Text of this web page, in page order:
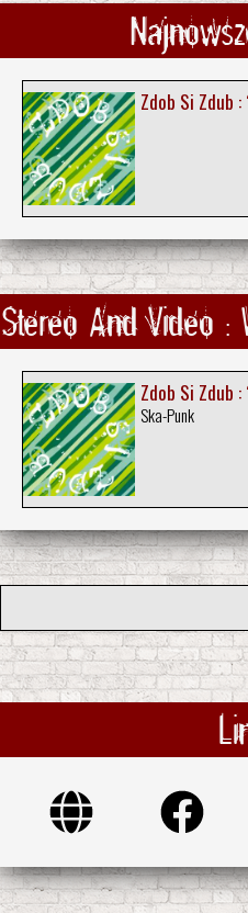
Zdob Si Zdub
Stereo And Video :
Zdob Si Zdub
Ska-Punk